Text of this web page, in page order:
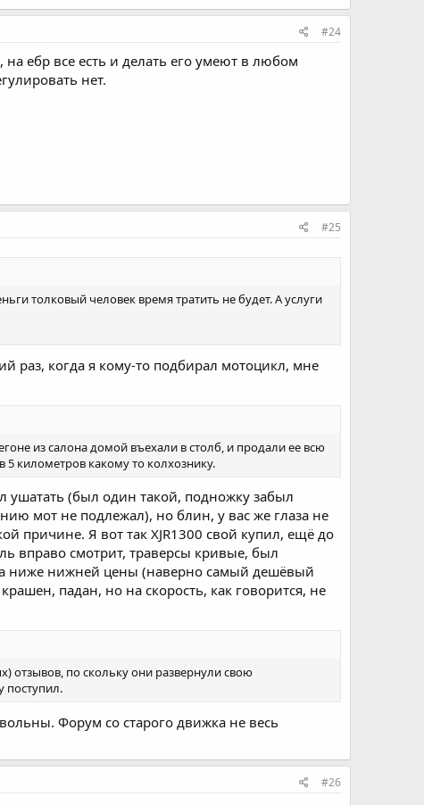
#24
на ебр все есть и делать его умеют в любом
нет.
#25
толковый человек время тратить не будет. А услуги
раз, когда я кому-то подбирал мотоцикл, мне
из салона домой въехали в столб, и продали ее всю
километров какому то колхознику.
ушатать (был один такой, подножку забыл
мот не подлежал), но блин, у вас же глаза не
причине. Я вот так XJR1300 свой купил, ещё до
вправо смотрит, траверсы кривые, был
ниже нижней цены (наверно самый дешёвый
падан, но на скорость, как говорится, не
отзывов, по скольку они развернули свою
поступил.
Форум со старого движка не весь
#26